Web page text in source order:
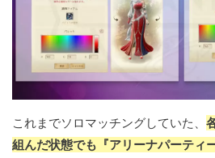
これまでソロマッチングしていた、
組んだ状態でも『アリーナパーティ